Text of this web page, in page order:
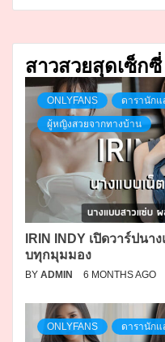
สาวสวยสุดเซ็กซี่
ONLYFANS ดารานักแ
ผู้หญิงสวยจากทางบ้าน
IRIN INDY เปิดวาร์ปน
บทุกมุมมอง
BY ADMIN 6 MONTHS AGO
ONLYFANS ดารานักแ